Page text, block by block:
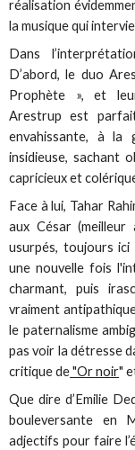
réalisation
la musique qui
Dans
D’abord, le duo
Prophète », et
Arestrup est
envahissante, à la
insidieuse, sachant
capricieux et
Face à lui, Tahar
aux César (meilleur
usurpés, toujours ici
une nouvelle fois
charmant, puis
vraiment
le paternalisme
pas voir la détresse
critique de"Or noir"
Que dire d’Emilie
bouleversante en
adjectifs pour faire